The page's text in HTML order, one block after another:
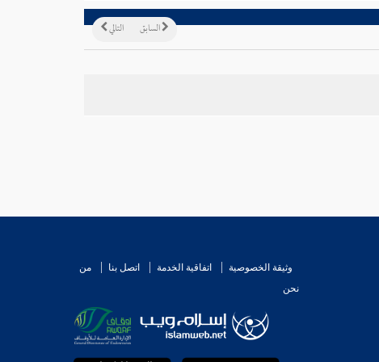
التالي السابق
وثيقة الخصوصية اتفاقية الخدمة اتصل بنا
من
نحن